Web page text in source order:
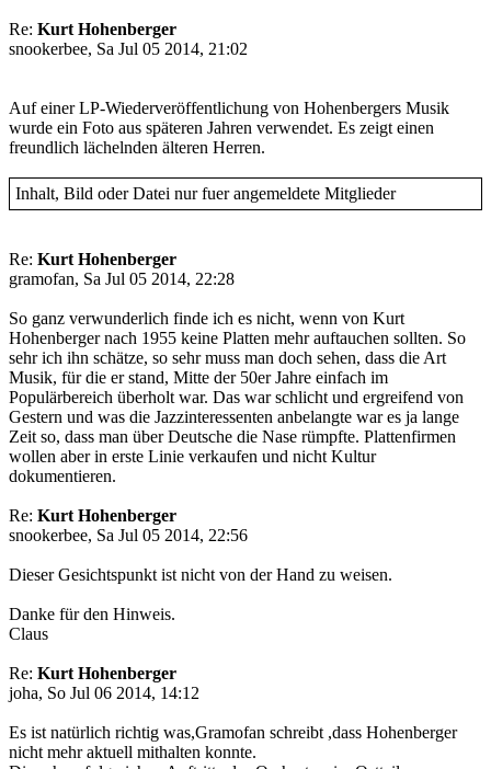
Re: Kurt Hohenberger
snookerbee, Sa Jul 05 2014, 21:02
Auf einer LP-Wiederveröffentlichung von Hohenbergers Musik
wurde ein Foto aus späteren Jahren verwendet. Es zeigt einen
freundlich lächelnden älteren Herren.
Inhalt, Bild oder Datei nur fuer angemeldete Mitglieder
Re: Kurt Hohenberger
gramofan, Sa Jul 05 2014, 22:28
So ganz verwunderlich finde ich es nicht, wenn von Kurt
Hohenberger nach 1955 keine Platten mehr auftauchen sollten. So
sehr ich ihn schätze, so sehr muss man doch sehen, dass die Art
Musik, für die er stand, Mitte der 50er Jahre einfach im
Populärbereich überholt war. Das war schlicht und ergreifend von
Gestern und was die Jazzinteressenten anbelangte war es ja lange
Zeit so, dass man über Deutsche die Nase rümpfte. Plattenfirmen
wollen aber in erste Linie verkaufen und nicht Kultur
dokumentieren.
Re: Kurt Hohenberger
snookerbee, Sa Jul 05 2014, 22:56
Dieser Gesichtspunkt ist nicht von der Hand zu weisen.
Danke für den Hinweis.
Claus
Re: Kurt Hohenberger
joha, So Jul 06 2014, 14:12
Es ist natürlich richtig was,Gramofan schreibt ,dass Hohenberger
nicht mehr aktuell mithalten konnte.